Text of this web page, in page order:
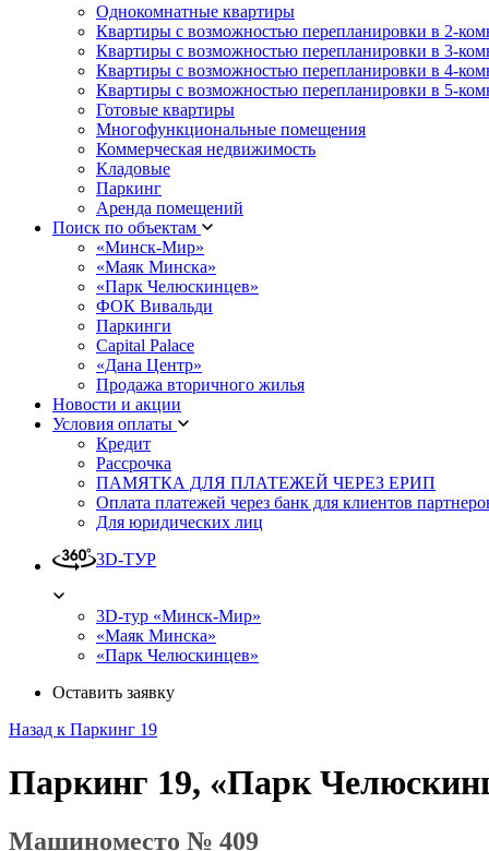
Однокомнатные квартиры
Квартиры с возможностью перепланировки в 2-
Квартиры с возможностью перепланировки в 3-
Квартиры с возможностью перепланировки в 4-
Квартиры с возможностью перепланировки в 5-
Готовые квартиры
Многофункциональные помещения
Коммерческая недвижимость
Кладовые
Паркинг
Аренда помещений
Поиск по объектам
«Минск-Мир»
«Маяк Минска»
«Парк Челюскинцев»
ФОК Вивальди
Паркинги
Capital Palace
«Дана Центр»
Продажа вторичного жилья
Новости и акции
Условия оплаты
Кредит
Рассрочка
ПАМЯТКА ДЛЯ ПЛАТЕЖЕЙ ЧЕРЕЗ ЕРИП
Оплата платежей через банк для клиентов
Для юридических лиц
3D-ТУР
3D-тур «Минск-Мир»
«Маяк Минска»
«Парк Челюскинцев»
Оставить заявку
Назад к Паркинг 19
Паркинг 19, «Парк
Машиноместо № 409